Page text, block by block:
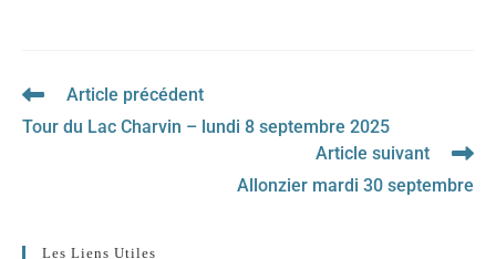
Read
articles
Article précédent
Tour du Lac Charvin – lundi 8 septembre 2025
Article suivant
Allonzier mardi 30 septembre
Les Liens Utiles